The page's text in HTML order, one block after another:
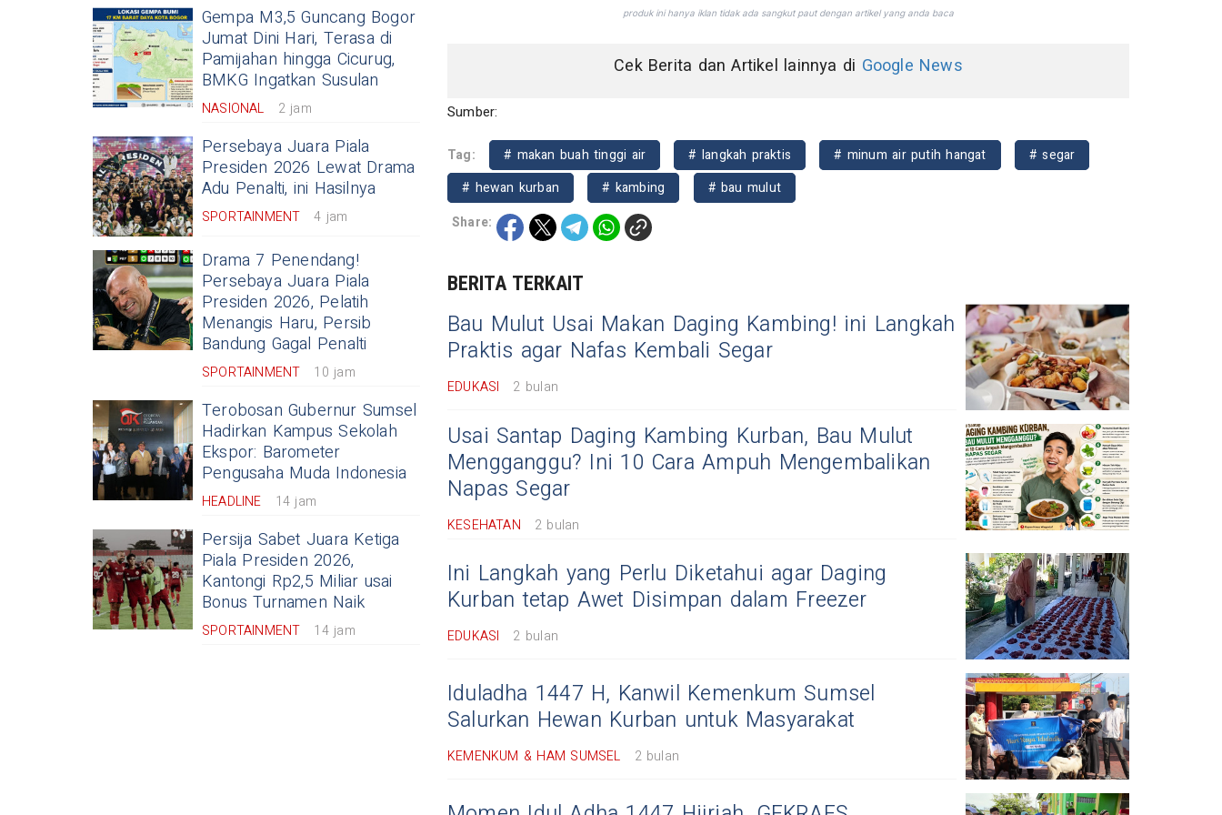
Gempa M3,5 Guncang Bogor
Jumat Dini Hari, Terasa di
Pamijahan hingga Cicurug,
BMKG Ingatkan Susulan
NASIONAL 2 jam
Persebaya Juara Piala
Presiden 2026 Lewat Drama
Adu Penalti, ini Hasilnya
SPORTAINMENT 4 jam
Drama 7 Penendang!
Persebaya Juara Piala
Presiden 2026, Pelatih
Menangis Haru, Persib
Bandung Gagal Penalti
SPORTAINMENT 10 jam
Terobosan Gubernur Sumsel
Hadirkan Kampus Sekolah
Ekspor: Barometer
Pengusaha Muda Indonesia
HEADLINE 14 jam
Persija Sabet Juara Ketiga
Piala Presiden 2026,
Kantongi Rp2,5 Miliar usai
Bonus Turnamen Naik
SPORTAINMENT 14 jam
Cek Berita dan Artikel lainnya di Google News
Sumber:
Tag: # makan buah tinggi air # langkah praktis # minum air putih hangat
# segar
# hewan kurban
# kambing
# bau mulut
Share:
BERITA TERKAIT
Bau Mulut Usai Makan Daging Kambing! ini Langkah
Praktis agar Nafas Kembali Segar
EDUKASI 2 bulan
Usai Santap Daging Kambing Kurban, Bau Mulut
Mengganggu? Ini 10 Cara Ampuh Mengembalikan
Napas Segar
KESEHATAN 2 bulan
Ini Langkah yang Perlu Diketahui agar Daging
Kurban tetap Awet Disimpan dalam Freezer
EDUKASI 2 bulan
Iduladha 1447 H, Kanwil Kemenkum Sumsel
Salurkan Hewan Kurban untuk Masyarakat
KEMENKUM & HAM SUMSEL 2 bulan